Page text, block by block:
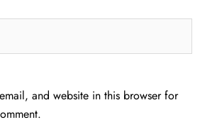
and website in this browser for